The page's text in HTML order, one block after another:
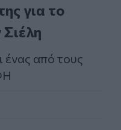
για το
ένας από τους